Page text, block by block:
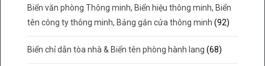
Biển văn phòng Thông minh, Biển hiệu thông minh, Biển
tên công ty thông minh, Bảng gắn cửa thông minh (92)
Biển chỉ dẫn tòa nhà & Biển tên phòng hành lang (68)